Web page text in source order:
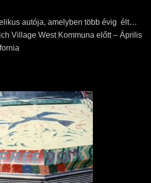
autója, amelyben több évig élt…
Village West Kommuna előtt– Április